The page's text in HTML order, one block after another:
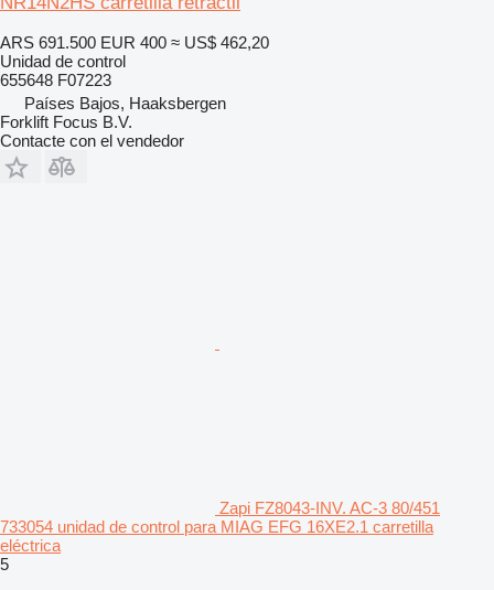
ARS 691.500 EUR 400 ≈ US$ 462,20
Unidad de control
655648 F07223
Países Bajos, Haaksbergen
Forklift Focus B.V.
Contacte con el vendedor
Zapi FZ8043-INV. AC-3 80/451
733054 unidad de control para MIAG EFG 16XE2.1 carretilla
eléctrica
5